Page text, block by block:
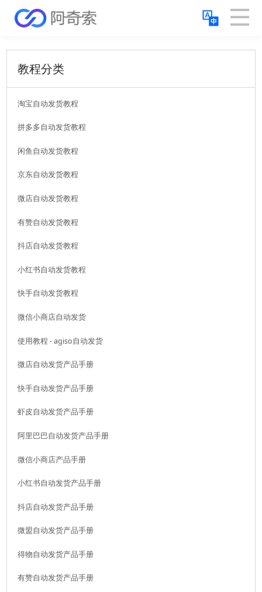
教程分类
淘宝自动发货教程
拼多多自动发货教程
闲鱼自动发货教程
京东自动发货教程
微店自动发货教程
有赞自动发货教程
抖店自动发货教程
小红书自动发货教程
快手自动发货教程
微信小商店自动发货
使用教程 - agiso自动发货
微店自动发货产品手册
快手自动发货产品手册
虾皮自动发货产品手册
阿里巴巴自动发货产品手册
微信小商店产品手册
小红书自动发货产品手册
抖店自动发货产品手册
微盟自动发货产品手册
得物自动发货产品手册
有赞自动发货产品手册